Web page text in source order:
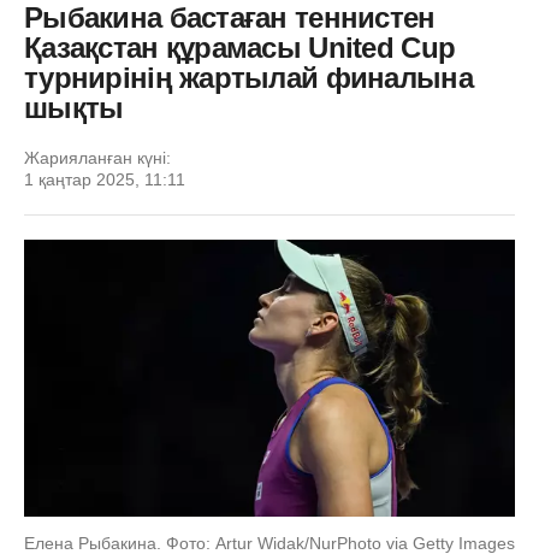
Рыбакина бастаған теннистен
Қазақстан құрамасы United Cup
турнирінің жартылай финалына
шықты
Жарияланған күні:
1 қаңтар 2025, 11:11
Елена Рыбакина. Фото: Artur Widak/NurPhoto via Getty Images